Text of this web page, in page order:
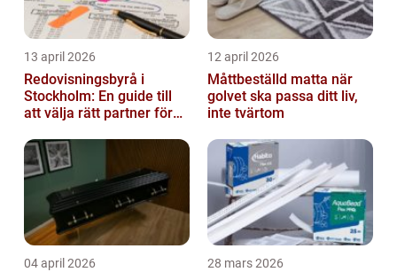
13 april 2026
Redovisningsbyrå i
Stockholm: En guide till
att välja rätt partner för
12 april 2026
Måttbeställd matta när
golvet ska passa ditt liv,
inte tvärtom
04 april 2026 28 mars 2026